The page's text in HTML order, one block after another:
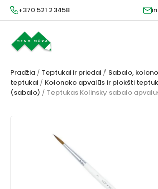
+370 521 23458
Pradžia / Teptukai ir priedai / Sabalo,
teptukai / Kolonoko apvalūs ir plokšti
(sabalo) / Teptukas Kolinsky sabalo